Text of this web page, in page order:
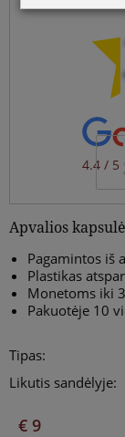
4.4 / 5
Apvalios
Pagamintos iš
Plastikas
Monetoms iki
Pakuotėje 10
Tipas:
Likutis sandėlyje:
€ 9